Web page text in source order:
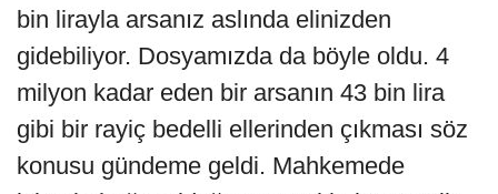
bin lirayla arsanız aslında elinizden
gidebiliyor. Dosyamızda da böyle oldu. 4
milyon kadar eden bir arsanın 43 bin lira
gibi bir rayiç bedelli ellerinden çıkması söz
konusu gündeme geldi. Mahkemede